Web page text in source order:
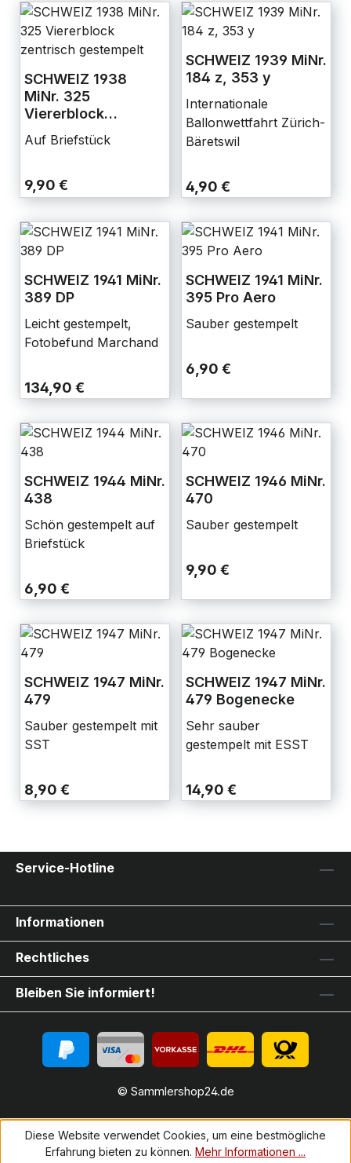
SCHWEIZ 1938
MiNr. 325
Viererblock
gestempelt
Auf Briefstück
9,90 €
SCHWEIZ 1939 MiNr.
184 z, 353 y
Internationale
Ballonwettfahrt Zürich-
Bäretswil
4,90 €
SCHWEIZ 1941 MiNr.
389 DP
Leicht gestempelt,
Fotobefund Marchand
134,90 €
SCHWEIZ 1941 MiNr.
395 Pro Aero
Sauber gestempelt
6,90 €
SCHWEIZ 1944 MiNr.
438
Schön gestempelt auf
Briefstück
6,90 €
SCHWEIZ 1946 MiNr.
470
Sauber gestempelt
9,90 €
SCHWEIZ 1947 MiNr.
479
Sauber gestempelt mit
SST
8,90 €
SCHWEIZ 1947 MiNr.
479 Bogenecke
Sehr sauber
gestempelt mit ESST
14,90 €
Service-Hotline
Informationen
Rechtliches
Bleiben Sie informiert!
© Sammlershop24.de
Diese Website verwendet Cookies, um eine bestmögliche
Erfahrung bieten zu können. Mehr Informationen ...